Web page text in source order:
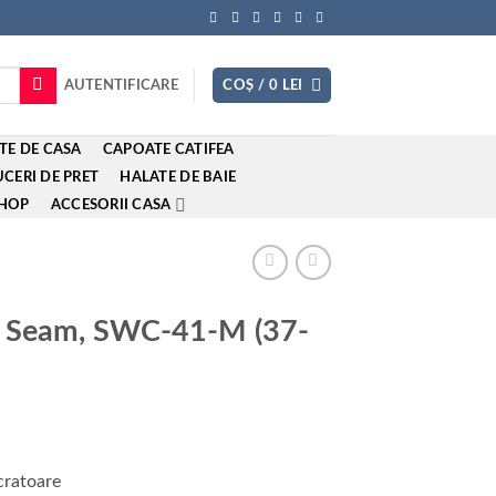
AUTENTIFICARE COȘ / 0 LEI
DE CASA CAPOATE CATIFEA
DE PRET HALATE DE BAIE
ACCESORII CASA
SWC-41-M (37-